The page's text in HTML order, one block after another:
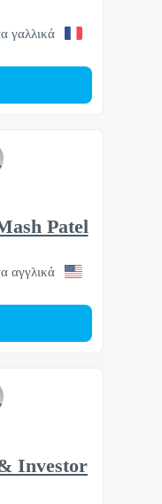
γαλλικά
Patel
αγγλικά
Investor